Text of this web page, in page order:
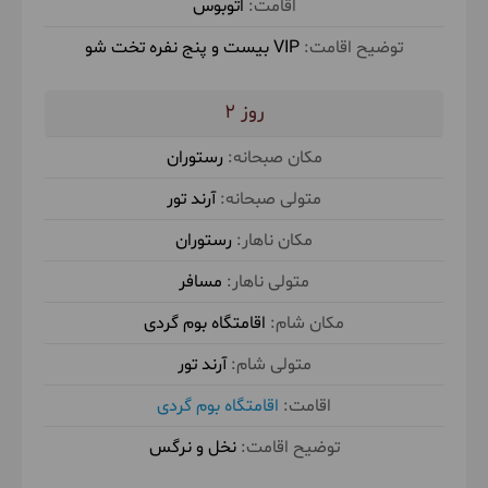
گردی توسط آرند تور اقامت در اقامتگاه بوم
(نخل و نرگس)
3
1404/09/05
اتوبوس
VIP بیست و پنج نفره تخت شو
2
رستوران
آرند تور
رستوران
مسافر
اقامتگاه بوم گردی
آرند تور
اقامتگاه بوم گردی
نخل و نرگس